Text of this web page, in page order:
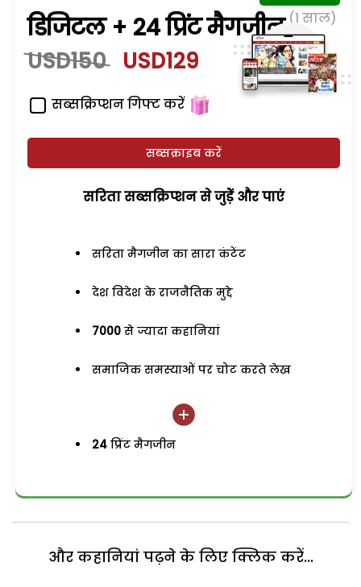
डिजिटल + 24 प्रिंट मैगजीन (1 साल)
USD150 USD129
सब्सक्रिप्शन गिफ्ट करें
सब्सक्राइब करें
सरिता सब्सक्रिप्शन से जुड़ेें और पाएं
सरिता मैगजीन का सारा कंटेंट
देश विदेश के राजनैतिक मुद्दे
7000 से ज्यादा कहानियां
समाजिक समस्याओं पर चोट करते लेख
24 प्रिंट मैगजीन
और कहानियां पढ़ने के लिए क्लिक करें...